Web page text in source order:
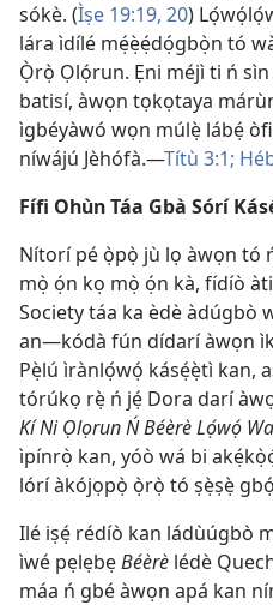
sókè. (Ìṣe 19:19, 20)
lára ìdílé mẹ́ẹ̀ẹ́dọ́gbọ̀n tó
Ọ̀rọ̀ Ọlọ́run. Ẹni méjì ti ń
batisí, àwọn tọkọtaya
ìgbéyàwó wọn múlẹ̀ lábẹ́
níwájú Jèhófà.—Títù 3:1;
Fífi Ohùn Táa Gbà Sórí
Nítorí pé ọ̀pọ̀ jù lọ àwọn tó
mọ̀ ọ́n kọ mọ̀ ọ́n kà, fídíò
Society táa ka èdè àdúgbò
an—kódà fún dídarí àwọn
Pẹ̀lú ìrànlọ́wọ́ kásẹ́ẹ̀tì kan,
tórúkọ rẹ̀ ń jẹ́ Dora darí
Kí Ni Ọlọrun Ń Béèrè Lọ́wọ́
ìpínrọ̀ kan, yóò wá bi
lórí àkójọpọ̀ ọ̀rọ̀ tó ṣẹ̀ṣẹ̀
Ilé iṣẹ́ rédíò kan ládùúgbò
ìwé pẹlẹbẹBéèrè lédè
máa ń gbé àwọn apá kan